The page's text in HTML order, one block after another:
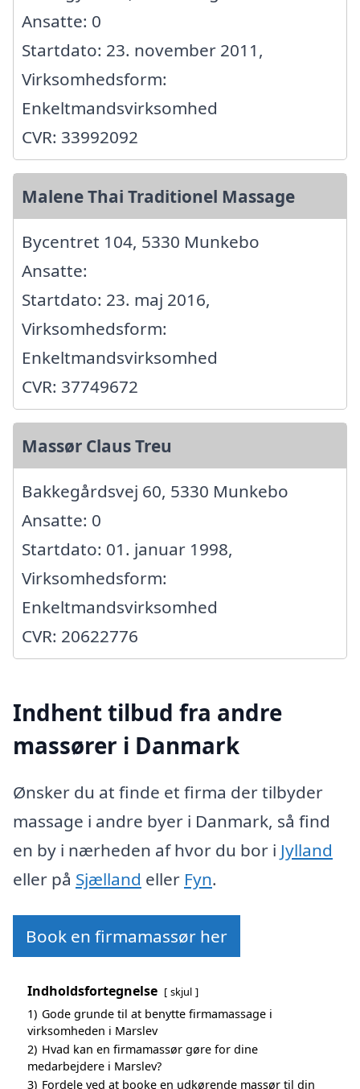
Ansatte: 0
Startdato: 23. november 2011,
Virksomhedsform:
Enkeltmandsvirksomhed
CVR: 33992092
Malene Thai Traditionel Massage
Bycentret 104, 5330 Munkebo
Ansatte:
Startdato: 23. maj 2016,
Virksomhedsform:
Enkeltmandsvirksomhed
CVR: 37749672
Massør Claus Treu
Bakkegårdsvej 60, 5330 Munkebo
Ansatte: 0
Startdato: 01. januar 1998,
Virksomhedsform:
Enkeltmandsvirksomhed
CVR: 20622776
Indhent tilbud fra andre
massører i Danmark
Ønsker du at finde et firma der tilbyder
massage i andre byer i Danmark, så find
en by i nærheden af hvor du bor i Jylland
eller på Sjælland eller Fyn.
Book en firmamassør her
Indholdsfortegnelse skjul
1) Gode grunde til at benytte firmamassage i
virksomheden i Marslev
2) Hvad kan en firmamassør gøre for dine
medarbejdere i Marslev?
3) Fordele ved at booke en udkørende massør til din